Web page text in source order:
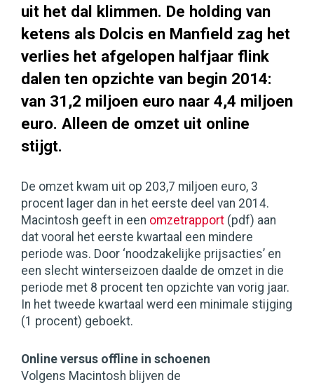
uit het dal klimmen. De holding van
ketens als Dolcis en Manfield zag het
verlies het afgelopen halfjaar flink
dalen ten opzichte van begin 2014:
van 31,2 miljoen euro naar 4,4 miljoen
euro. Alleen de omzet uit online
stijgt.
De omzet kwam uit op 203,7 miljoen euro, 3
procent lager dan in het eerste deel van 2014.
Macintosh geeft in een omzetrapport (pdf) aan
dat vooral het eerste kwartaal een mindere
periode was. Door ‘noodzakelijke prijsacties’ en
een slecht winterseizoen daalde de omzet in die
periode met 8 procent ten opzichte van vorig jaar.
In het tweede kwartaal werd een minimale stijging
(1 procent) geboekt.
Online versus offline in schoenen
Volgens Macintosh blijven de